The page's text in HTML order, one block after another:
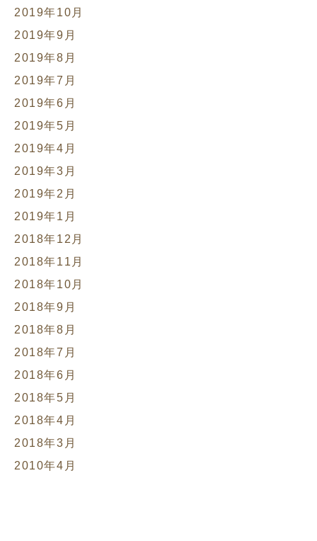
2019年10月
2019年9月
2019年8月
2019年7月
2019年6月
2019年5月
2019年4月
2019年3月
2019年2月
2019年1月
2018年12月
2018年11月
2018年10月
2018年9月
2018年8月
2018年7月
2018年6月
2018年5月
2018年4月
2018年3月
2010年4月